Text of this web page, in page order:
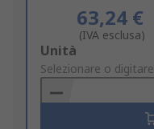
63,24 €
(IVA esclusa)
Add
to
Basket
Unità
Selezionare o